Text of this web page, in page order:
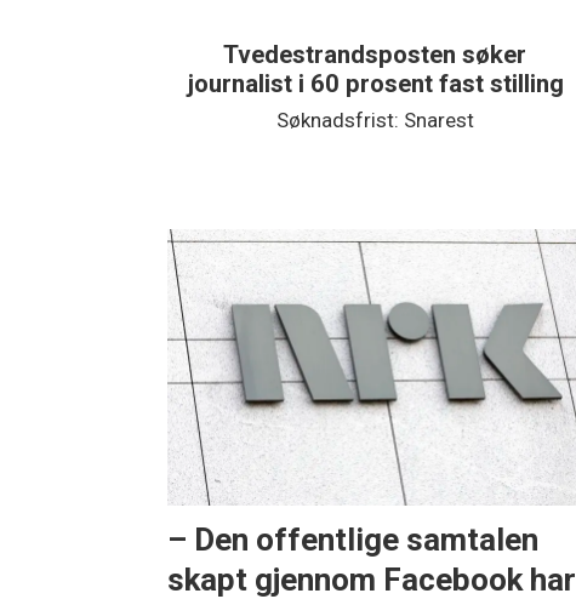
Tvedestrandsposten søker
journalist i 60 prosent fast stilling
Søknadsfrist: Snarest
– Den offentlige samtalen
skapt gjennom Facebook har